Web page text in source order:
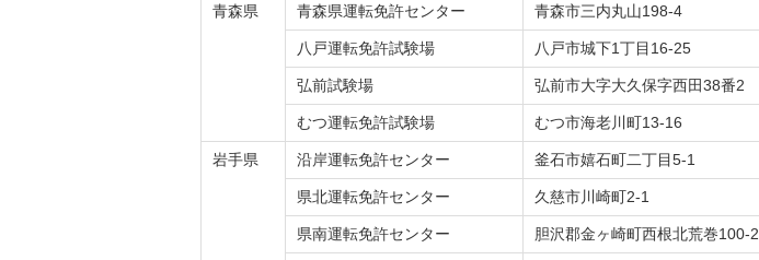
青森県 青森県運転免許センター 青森市三内丸山198-4
八戸運転免許試験場 八戸市城下1丁目16-25
弘前試験場 弘前市大字大久保字西田38番2
むつ運転免許試験場 むつ市海老川町13-16
岩手県 沿岸運転免許センター 釜石市嬉石町二丁目5-1
県北運転免許センター 久慈市川崎町2-1
県南運転免許センター 胆沢郡金ヶ崎町西根北荒巻100-2